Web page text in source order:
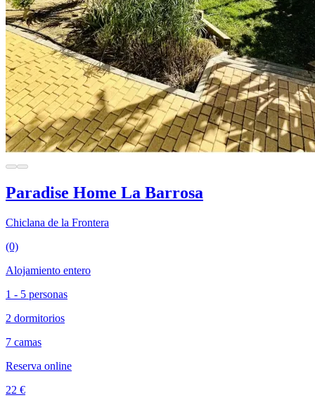
Paradise Home La Barrosa
Chiclana de la Frontera
(0)
Alojamiento entero
1 - 5 personas
2 dormitorios
7 camas
Reserva online
22 €